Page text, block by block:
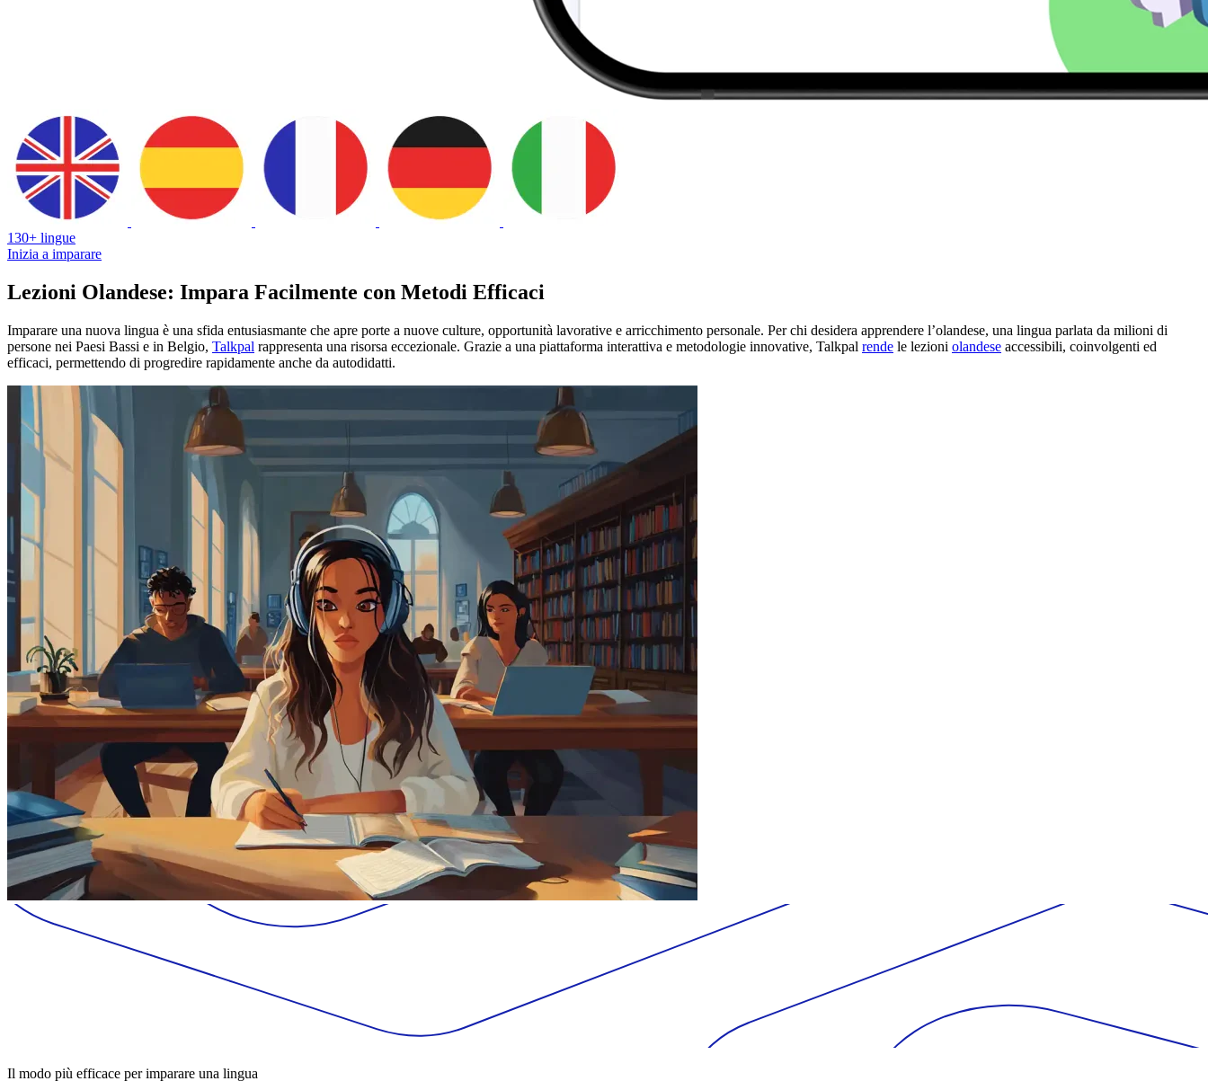
130+ lingue
Inizia a imparare
Lezioni Olandese: Impara Facilmente con Metodi Efficaci
Imparare una nuova lingua è una sfida entusiasmante che apre porte a nuove culture, opportunità lavorative e arricchimento personale. Per chi desidera apprendere l’olandese, una lingua parlata da milioni di
persone nei Paesi Bassi e in Belgio, Talkpal rappresenta una risorsa eccezionale. Grazie a una piattaforma interattiva e metodologie innovative, Talkpal rende le lezioni olandese accessibili, coinvolgenti ed
efficaci, permettendo di progredire rapidamente anche da autodidatti.
Il modo più efficace per imparare una lingua